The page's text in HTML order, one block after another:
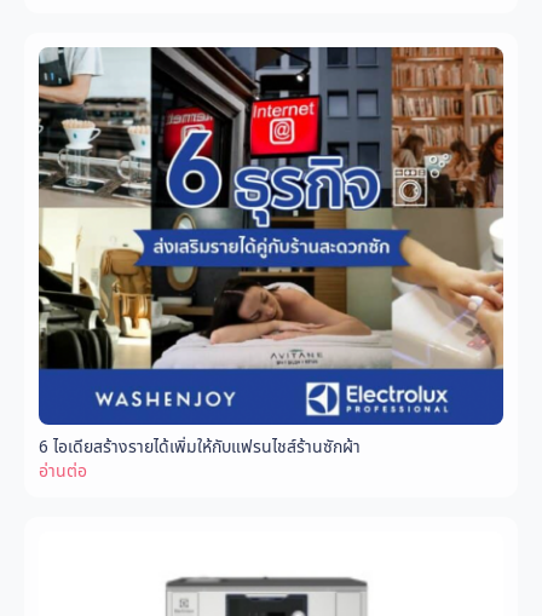
6 ไอเดียสร้างรายได้เพิ่มให้กับแฟรนไชส์ร้านซักผ้า
อ่านต่อ